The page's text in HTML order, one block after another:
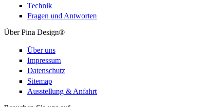
Technik
Fragen und Antworten
Über Pina Design®
Über uns
Impressum
Datenschutz
Sitemap
Ausstellung & Anfahrt